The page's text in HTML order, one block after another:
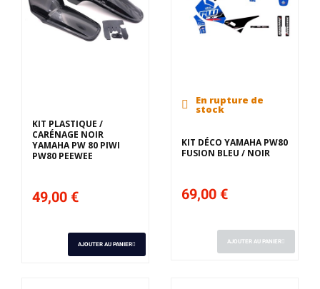
KIT PLASTIQUE /
CARÉNAGE NOIR
YAMAHA PW 80 PIWI
PW80 PEEWEE
49,00 €
AJOUTER AU PANIER
En rupture de
stock
KIT DÉCO YAMAHA PW80
FUSION BLEU / NOIR
69,00 €
AJOUTER AU PANIER